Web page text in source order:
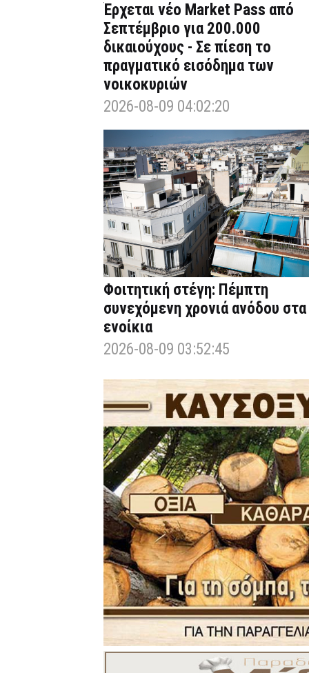
Έρχεται νέο Market Pass από
Σεπτέμβριο για 200.000
δικαιούχους - Σε πίεση το
πραγματικό εισόδημα των
νοικοκυριών
2026-08-09 04:02:20
Φοιτητική στέγη: Πέμπτη
συνεχόμενη χρονιά ανόδου στα
ενοίκια
2026-08-09 03:52:45